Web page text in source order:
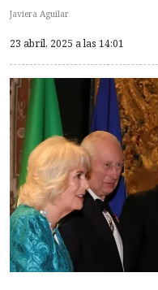
Javiera Aguilar
23 abril, 2025 a las 14:01